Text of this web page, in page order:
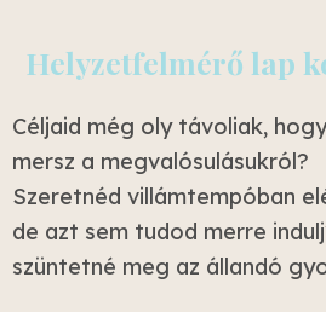
Helyzetfelmérő lap
Céljaid még oly távoliak,
mersz a megvalósulásukról?
Szeretnéd villámtempóban
de azt sem tudod merre
szüntetné meg az állandó